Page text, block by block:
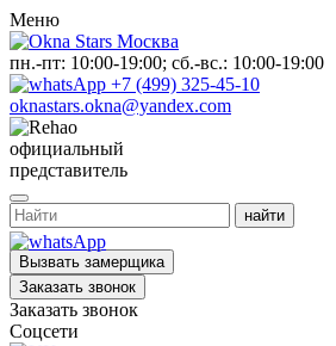
Меню
пн.-пт: 10:00-19:00; сб.-вс.: 10:00-19:00
+7 (499) 325-45-10
oknastars.okna@yandex.com
официальный
представитель
Вызвать замерщика
Заказать звонок
Заказать звонок
Соцсети